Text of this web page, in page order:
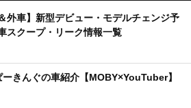
外車】新型デビュー・モデルチェンジ予
スクープ・リーク情報一覧
きんぐの車紹介【MOBY×YouTuber】